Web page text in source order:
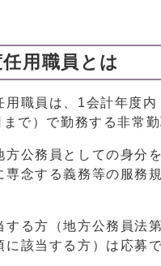
用職員とは
用職員は、1会計年度
で）で勤務する非常勤
方公務員としての身分
専念する義務等の服務
する方（地方公務員法
に該当する方）は応募